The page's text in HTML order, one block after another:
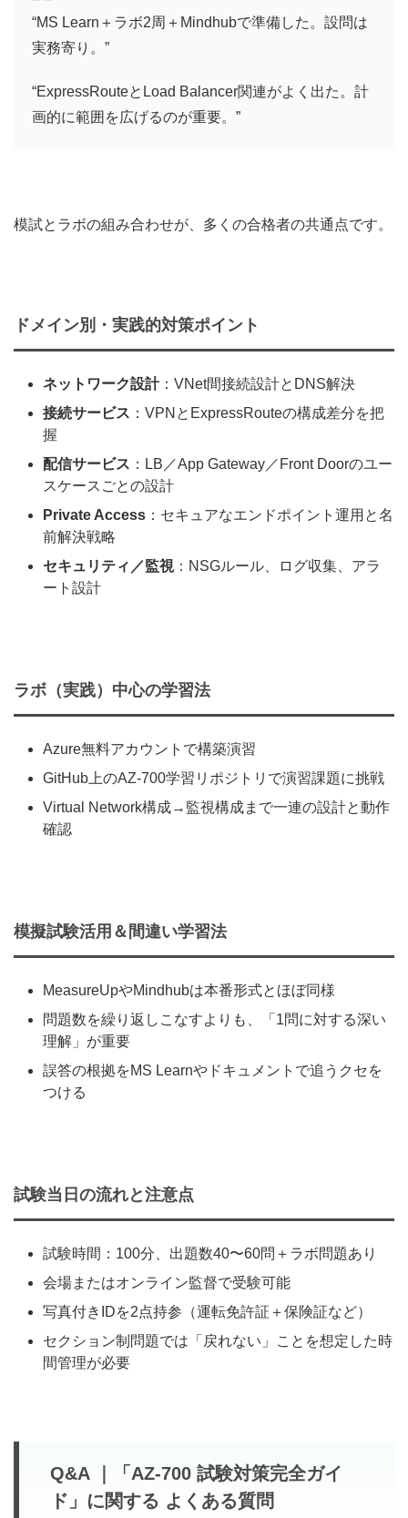
“MS Learn＋ラボ2周＋Mindhubで準備した。設問は
実務寄り。”
“ExpressRouteとLoad Balancer関連がよく出た。計
画的に範囲を広げるのが重要。”
模試とラボの組み合わせが、多くの合格者の共通点です。
ドメイン別・実践的対策ポイント
ネットワーク設計：VNet間接続設計とDNS解決
接続サービス ：VPNとExpressRouteの構成差分を把
握
配信サービス ：LB／App Gateway／Front Doorのユー
スケースごとの設計
Private Access ：セキュアなエンドポイント運用と名
前解決戦略
セキュリティ／監視：NSGルール、ログ収集、アラ
ート設計
ラボ（実践）中心の学習法
Azure無料アカウントで構築演習
GitHub上のAZ‑700学習リポジトリで演習課題に挑戦
Virtual Network構成→監視構成まで一連の設計と動作
確認
模擬試験活用＆間違い学習法
MeasureUpやMindhubは本番形式とほぼ同様
問題数を繰り返しこなすよりも、「1問に対する深い
理解」が重要
誤答の根拠をMS Learnやドキュメントで追うクセを
つける
試験当日の流れと注意点
試験時間：100分、出題数40〜60問＋ラボ問題あり
会場またはオンライン監督で受験可能
写真付きIDを2点持参（運転免許証＋保険証など）
セクション制問題では「戻れない」ことを想定した時
間管理が必要
Q&A ｜「AZ‑700 試験対策完全ガイ
ド」に関する よくある質問